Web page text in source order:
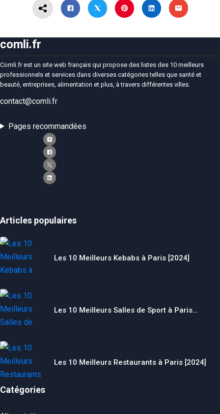
comli.fr
Comli.fr est un site web français qui propose des listes des 10 meilleurs
professionnels et services dans diverses catégories telles que santé et
beauté, entreprises, alimentation et plus, à travers différentes villes.
contact@comli.fr
Pages recommandées
Articles populaires
Les 10 Meilleurs Kebabs à Paris [2024]
Les 10 Meilleurs Salles de Sport à Paris…
Les 10 Meilleurs Restaurants à Paris [2024]
Catégories